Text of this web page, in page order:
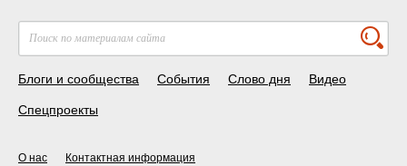
Блоги и сообщества События Слово дня Видео
Спецпроекты
О нас Контактная информация